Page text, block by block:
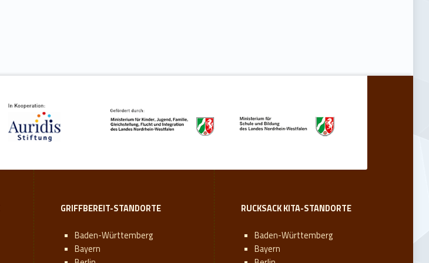
GRIFFBEREIT-STANDORTE
Baden-Württemberg
Bayern
RUCKSACK KITA-STANDORTE
Baden-Württemberg
Bayern